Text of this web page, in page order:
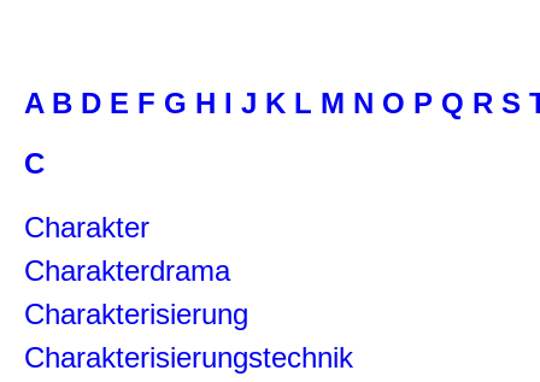
A B D E F G H I J K L M N O P Q R S
C
Charakter
Charakterdrama
Charakterisierung
Charakterisierungstechnik